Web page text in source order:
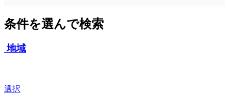
条件を選んで検索
地域
選択